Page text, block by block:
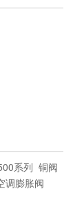
系列 铜阀
调膨胀阀